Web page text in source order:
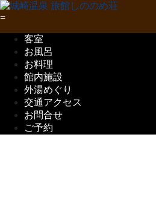
客室
お風呂
お料理
館内施設
外湯めぐり
交通アクセス
お問合せ
ご予約